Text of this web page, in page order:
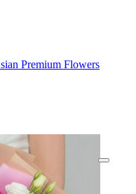
Premium Flowers